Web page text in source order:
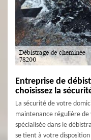
Entreprise de
choisissez la
La sécurité de votre
maintenance régulière
spécialisée dans le
se tient à votre